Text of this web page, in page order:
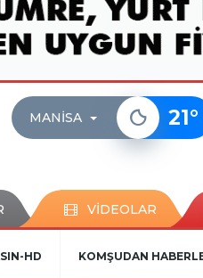
MANISA 21°
VİDEOLAR
HD KOMŞUDAN